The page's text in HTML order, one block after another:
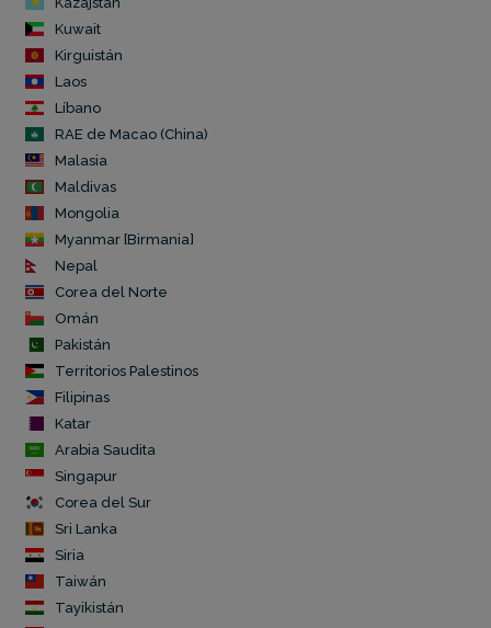
Kuwait
Kirguistán
Laos
Líbano
RAE de Macao (China)
Malasia
Maldivas
Mongolia
Myanmar [Birmania]
Nepal
Corea del Norte
Omán
Pakistán
Territorios Palestinos
Filipinas
Katar
Arabia Saudita
Singapur
Corea del Sur
Sri Lanka
Siria
Taiwán
Tayikistán